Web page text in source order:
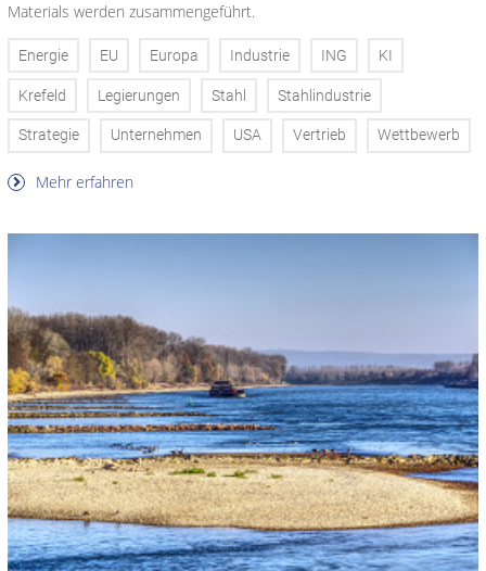
Materials werden zusammengeführt.
Energie EU Europa Industrie ING KI
Krefeld Legierungen Stahl Stahlindustrie
Strategie Unternehmen USA Vertrieb Wettbewerb
Mehr erfahren